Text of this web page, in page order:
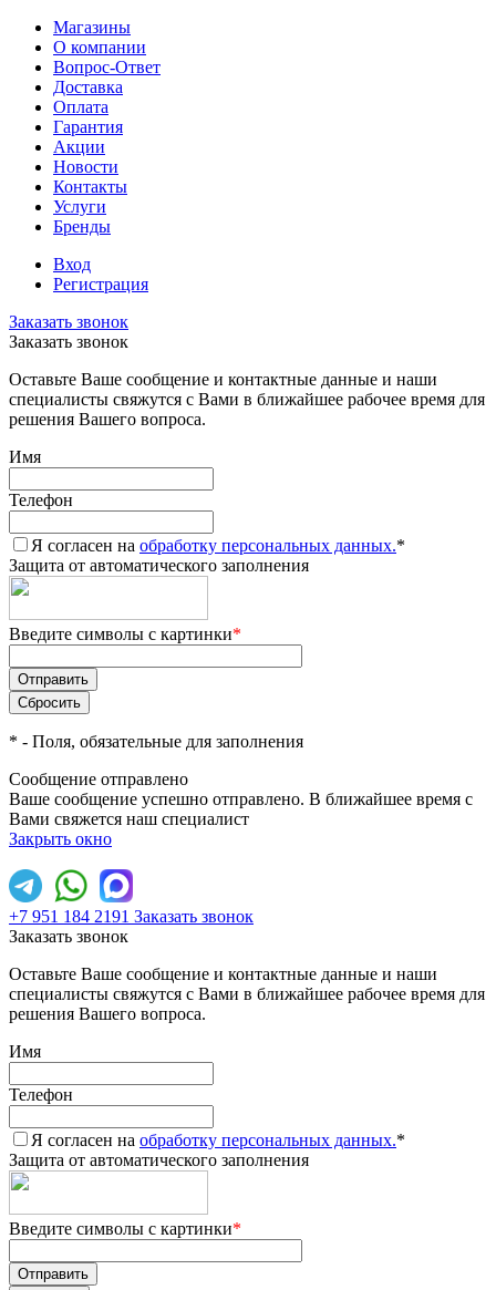
Магазины
О компании
Вопрос-Ответ
Доставка
Оплата
Гарантия
Акции
Новости
Контакты
Услуги
Бренды
Вход
Регистрация
Заказать звонок
Заказать звонок
Оставьте Ваше сообщение и контактные данные и наши
специалисты свяжутся с Вами в ближайшее рабочее время для
решения Вашего вопроса.
Имя
Телефон
Я согласен на обработку персональных данных.*
Защита от автоматического заполнения
Введите символы с картинки*
* - Поля, обязательные для заполнения
Сообщение отправлено
Ваше сообщение успешно отправлено. В ближайшее время с
Вами свяжется наш специалист
Закрыть окно
+7 951 184 2191 Заказать звонок
Заказать звонок
Оставьте Ваше сообщение и контактные данные и наши
специалисты свяжутся с Вами в ближайшее рабочее время для
решения Вашего вопроса.
Имя
Телефон
Я согласен на обработку персональных данных.*
Защита от автоматического заполнения
Введите символы с картинки*